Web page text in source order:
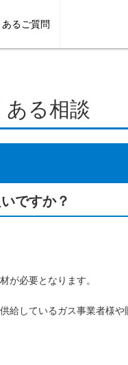
あるご質問
ある相談
ですか？
が必要となります。
しているガス事業者様や